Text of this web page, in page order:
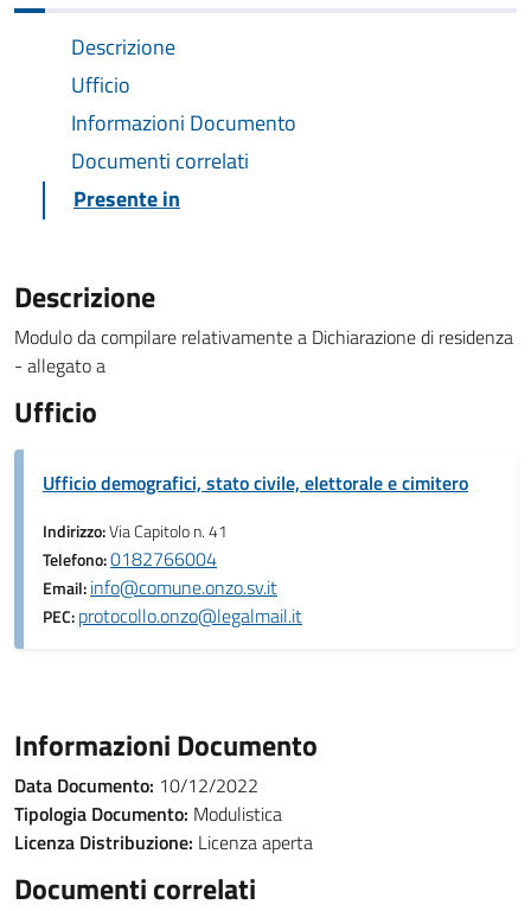
Descrizione
Ufficio
Informazioni Documento
Documenti correlati
Presente in
Descrizione
Modulo da compilare relativamente a Dichiarazione di residenza
- allegato a
Ufficio
Ufficio demografici, stato civile, elettorale e cimitero
Indirizzo:Via Capitolo n. 41
Telefono:0182766004
Email:info@comune.onzo.sv.it
PEC:protocollo.onzo@legalmail.it
Informazioni Documento
Data Documento: 10/12/2022
Tipologia Documento: Modulistica
Licenza Distribuzione: Licenza aperta
Documenti correlati